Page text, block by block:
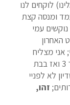
לוקחים לנו
ומנסה קצת
עמי
האחרון
אני מצליח
להגיע לסט האחרון, לרוץ הקפה אחת מתוך 3 ואז בבת
לא לפניי
זהו,